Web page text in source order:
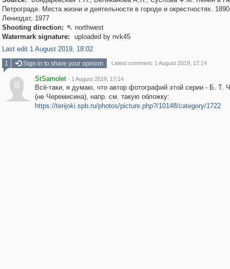
Петрограде. Места жизни и деятельности в городе и окрестностях.
Лениздат, 1977
Shooting direction:  northwest
Watermark signature:
uploaded by nvk45
Last edit 1 August 2019, 18:02
1
Sign in to share your opinion Latest comment: 1 August 2019, 17:14
S
StSamolet · 1 August 2019, 17:14
Всё-таки, я думаю, что автор фотографий этой серии - Б. Т.
(не Черемисина), напр. см. такую обложку:
https://terijoki.spb.ru/photos/picture.php?/10148/category/1722